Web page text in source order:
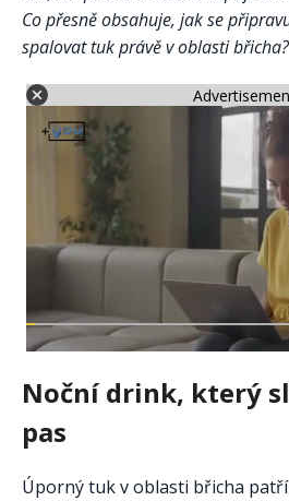
Co přesně obsahuje, jak se
spalovat tuk právě v oblasti břicha?
Noční drink, který
pas
Úporný tuk v oblasti břicha